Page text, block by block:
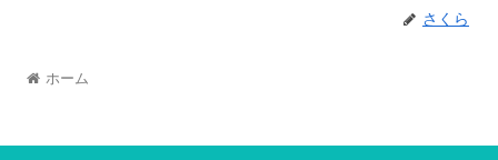
さくら
ホーム